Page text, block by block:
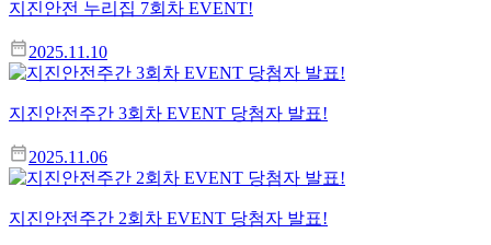
지진안전 누리집 7회차 EVENT!
2025.11.10
지진안전주간 3회차 EVENT 당첨자 발표!
2025.11.06
지진안전주간 2회차 EVENT 당첨자 발표!